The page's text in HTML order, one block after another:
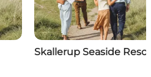
Skallerup Seaside